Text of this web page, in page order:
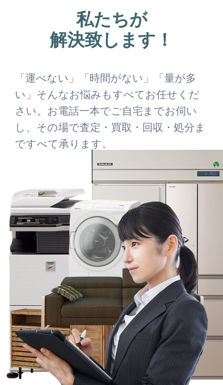
私たちが
解決致します！
「運べない」「時間がない」「量が多
い」そんなお悩みもすべてお任せくだ
さい。お電話一本でご自宅までお伺い
し、その場で査定・買取・回収・処分ま
ですべて承ります。